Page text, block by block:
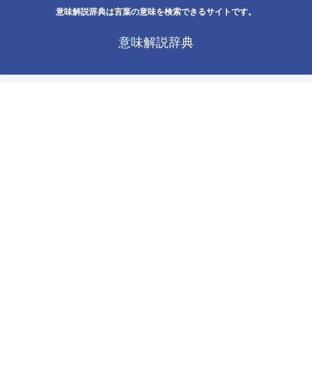
意味解説辞典は言葉の意味を検索できるサイトです。
意味解説辞典